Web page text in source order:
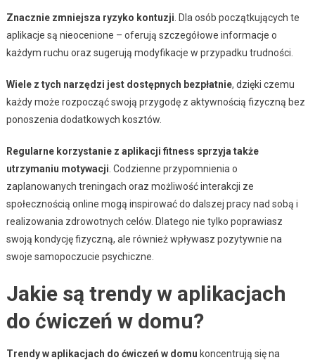
Znacznie zmniejsza ryzyko kontuzji . Dla osób początkujących te
aplikacje są nieocenione – oferują szczegółowe informacje o
każdym ruchu oraz sugerują modyfikacje w przypadku trudności.
Wiele z tych narzędzi jest dostępnych bezpłatnie, dzięki czemu
każdy może rozpocząć swoją przygodę z aktywnością fizyczną bez
ponoszenia dodatkowych kosztów.
Regularne korzystanie z aplikacji fitness sprzyja także
utrzymaniu motywacji . Codzienne przypomnienia o
zaplanowanych treningach oraz możliwość interakcji ze
społecznością online mogą inspirować do dalszej pracy nad sobą i
realizowania zdrowotnych celów. Dlatego nie tylko poprawiasz
swoją kondycję fizyczną, ale również wpływasz pozytywnie na
swoje samopoczucie psychiczne.
Jakie są trendy w aplikacjach
do ćwiczeń w domu?
Trendy w aplikacjach do ćwiczeń w domu koncentrują się na